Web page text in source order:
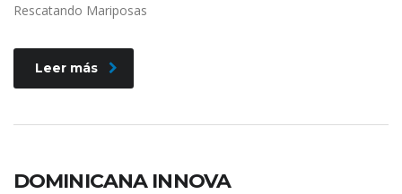
Rescatando Mariposas
Leer más
DOMINICANA INNOVA